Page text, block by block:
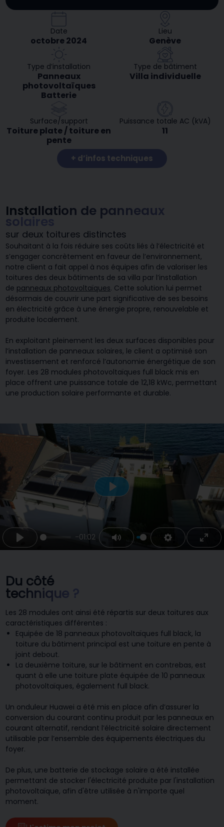
Date
octobre 2024
Lieu
Genève
Type d’installation
Panneaux
photovoltaïques
Batterie
Type de bâtiment
Villa individuelle
Surface/support
Toiture plate / toiture en
pente
Puissance totale AC (kVA)
11
+ d’infos techniques
Installation de panneaux
solaires
sur deux toitures distinctes
Souhaitant à la fois réduire ses coûts liés à l’électricité et
s’engager concrètement en faveur de l’environnement,
notre client a fait appel à nos équipes afin de valoriser les
toitures des deux bâtiments de sa villa par l’installation
de panneaux photovoltaïques. Cette solution lui permet
désormais de couvrir une part significative de ses besoins
en électricité grâce à une énergie propre, renouvelable et
produite localement.
En exploitant pleinement les deux surfaces disponibles pour
l’installation de panneaux solaires, le client a optimisé son
investissement et renforcé l’autonomie énergétique de son
foyer. Les 28 modules photovoltaïques full black mis en
place offrent une puissance totale de 12,18 kWc, permettant
une production solaire performante et durable.
Play
-01:02
Mute Settings
Play
Du côté
technique ?
Les 28 modules ont ainsi été répartis sur deux toitures aux
caractéristiques différentes :
Equipée de 18 panneaux photovoltaïques full black, la
toiture du bâtiment principal est une toiture en pente à
joint debout.
La deuxième toiture, sur le bâtiment en contrebas, est
quant à elle une toiture plate équipée de 10 panneaux
photovoltaïques, également full black.
Un onduleur Huawei a été mis en place afin d’assurer la
conversion du courant continu produit par les panneaux en
courant alternatif, rendant l’électricité solaire directement
utilisable par l’ensemble des équipements électriques du
foyer.
De plus, une batterie de stockage solaire a été installée
permettant de stocker l'électricité produite par l'installation
photovoltaïque, afin d'être utilisée à n'importe quel
moment.